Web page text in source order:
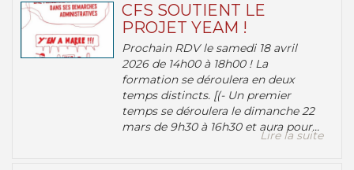
CFS SOUTIENT LE
PROJET YEAM !
Prochain RDV le samedi 18 avril
2026 de 14h00 à 18h00 ! La
formation se déroulera en deux
temps distincts. [(- Un premier
temps se déroulera le dimanche 22
mars de 9h30 à 16h30 et aura pour...
Lire la suite